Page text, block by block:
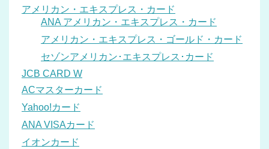
アメリカン・エキスプレス・カード
ANA アメリカン・エキスプレス・カード
アメリカン・エキスプレス・ゴールド・カード
セゾンアメリカン･エキスプレス･カード
JCB CARD W
ACマスターカード
Yahoo!カード
ANA VISAカード
イオンカード